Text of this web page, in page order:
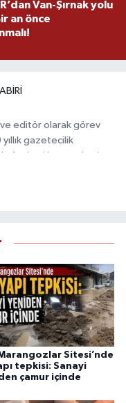
Van-Şırnak yolu
an önce
ve editör olarak görev
yıllık gazetecilik
gündemi başta olmak
sürece katkı sunan
ve etik ilkeler
Sitesi’nde
tepkisi: Sanayi
çamur içinde